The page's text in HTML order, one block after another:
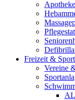
Freizeit & Sport
Vereine